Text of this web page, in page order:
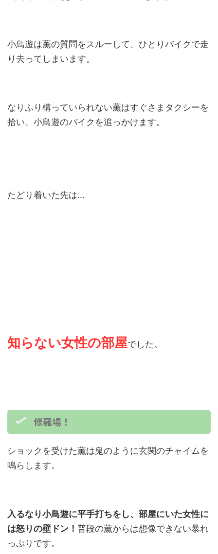
小鳥遊は薫の質問をスルーして、ひとりバイクで走
り去ってしまいます。
なりふり構っていられない薫はすぐさまタクシーを
拾い、小鳥遊のバイクを追っかけます。
たどり着いた先は…
知らない女性の部屋でした。
修羅場！
ショックを受けた薫は鬼のように玄関のチャイムを
鳴らします。
入るなり小鳥遊に平手打ちをし、部屋にいた女性に
は怒りの壁ドン！ 普段の薫からは想像できない暴れ
っぷりです。